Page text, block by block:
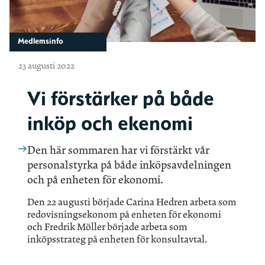
Medlemsinfo
23 augusti 2022
Vi förstärker på både
inköp och ekenomi
Den här sommaren har vi förstärkt vår
personalstyrka på både inköpsavdelningen
och på enheten för ekonomi.
Den 22 augusti började Carina Hedren arbeta som
redovisningsekonom på enheten för ekonomi
och Fredrik Möller började arbeta som
inköpsstrateg på enheten för konsultavtal.